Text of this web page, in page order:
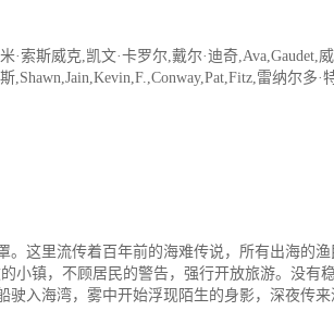
·索斯威克,凯文·卡罗尔,戴尔·迪奇,Ava,Gaudet,
,Shawn,Jain,Kevin,F.,Conway,Pat,Fitz,雷纳尔多·
这里流传着百年前的海难传说，所有出海的渔
小镇，不顾居民的警告，强行开放旅游。没有
入海湾，雾中开始浮现陌生的身影，深夜传来